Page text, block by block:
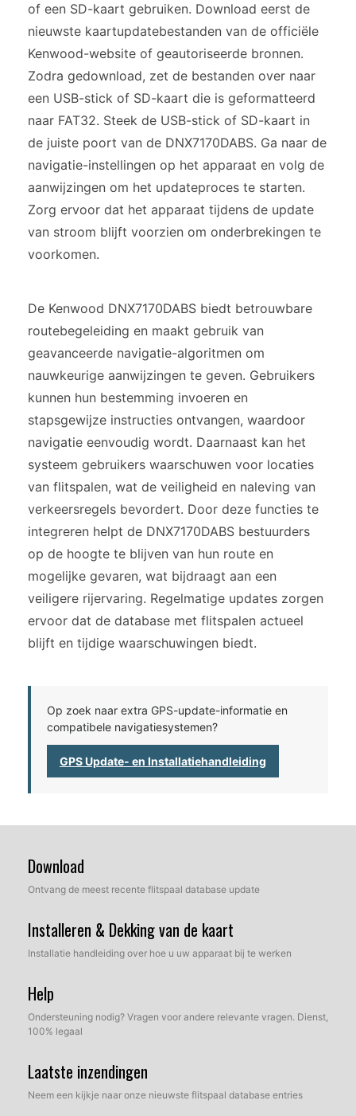
of een SD-kaart gebruiken. Download eerst de
nieuwste kaartupdatebestanden van de officiële
Kenwood-website of geautoriseerde bronnen.
Zodra gedownload, zet de bestanden over naar
een USB-stick of SD-kaart die is geformatteerd
naar FAT32. Steek de USB-stick of SD-kaart in
de juiste poort van de DNX7170DABS. Ga naar de
navigatie-instellingen op het apparaat en volg de
aanwijzingen om het updateproces te starten.
Zorg ervoor dat het apparaat tijdens de update
van stroom blijft voorzien om onderbrekingen te
voorkomen.
De Kenwood DNX7170DABS biedt betrouwbare
routebegeleiding en maakt gebruik van
geavanceerde navigatie-algoritmen om
nauwkeurige aanwijzingen te geven. Gebruikers
kunnen hun bestemming invoeren en
stapsgewijze instructies ontvangen, waardoor
navigatie eenvoudig wordt. Daarnaast kan het
systeem gebruikers waarschuwen voor locaties
van flitspalen, wat de veiligheid en naleving van
verkeersregels bevordert. Door deze functies te
integreren helpt de DNX7170DABS bestuurders
op de hoogte te blijven van hun route en
mogelijke gevaren, wat bijdraagt aan een
veiligere rijervaring. Regelmatige updates zorgen
ervoor dat de database met flitspalen actueel
blijft en tijdige waarschuwingen biedt.
Op zoek naar extra GPS-update-informatie en
compatibele navigatiesystemen?
GPS Update- en Installatiehandleiding
Download
Ontvang de meest recente flitspaal database update
Installeren & Dekking van de kaart
Installatie handleiding over hoe u uw apparaat bij te werken
Help
Ondersteuning nodig? Vragen voor andere relevante vragen. Dienst,
100% legaal
Laatste inzendingen
Neem een kijkje naar onze nieuwste flitspaal database entries